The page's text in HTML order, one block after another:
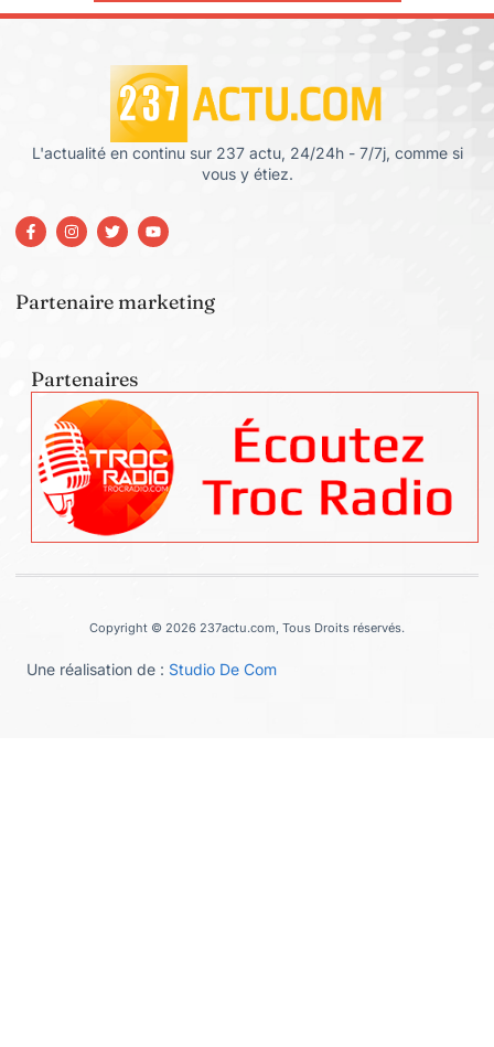
L'actualité en continu sur 237 actu, 24/24h - 7/7j, comme si
vous y étiez.
Partenaire marketing
Partenaires
Copyright © 2026 237actu.com, Tous Droits réservés.
Une réalisation de : Studio De Com